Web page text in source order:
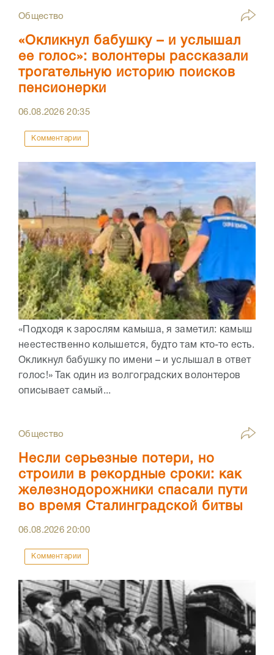
Общество
«Окликнул бабушку – и услышал
ее голос»: волонтеры рассказали
трогательную историю поисков
пенсионерки
06.08.202620:35
Комментарии
«Подходя к зарослям камыша, я заметил: камыш
неестественно колышется, будто там кто-то есть.
Окликнул бабушку по имени – и услышал в ответ
голос!» Так один из волгоградских волонтеров
описывает самый...
Общество
Несли серьезные потери, но
строили в рекордные сроки: как
железнодорожники спасали пути
во время Сталинградской битвы
06.08.202620:00
Комментарии